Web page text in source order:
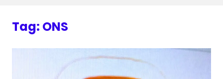
Tag: ONS